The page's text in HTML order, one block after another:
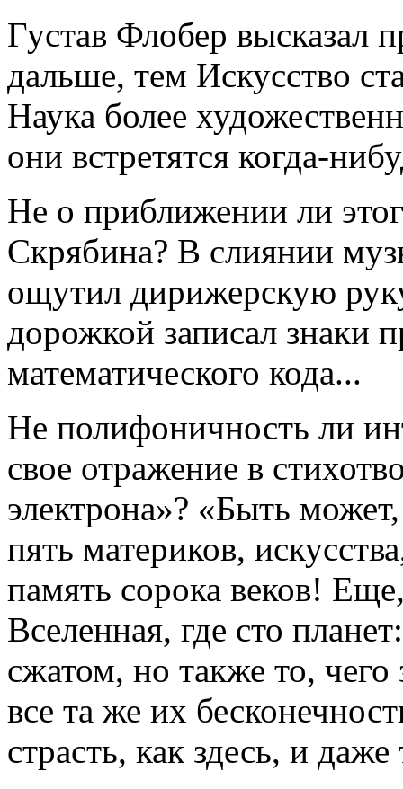
Густав Флобер высказал
дальше, тем Искусство
Наука более
они встретятся когда-
Не о приближении ли
Скрябина? В слиянии
ощутил дирижерскую
дорожкой записал знаки
математического кода...
Не полифоничность ли
свое отражение в
электрона»? «Быть
пять материков,
память сорока веков!
Вселенная, где сто
сжатом, но также то,
все та же их
страсть, как здесь, и